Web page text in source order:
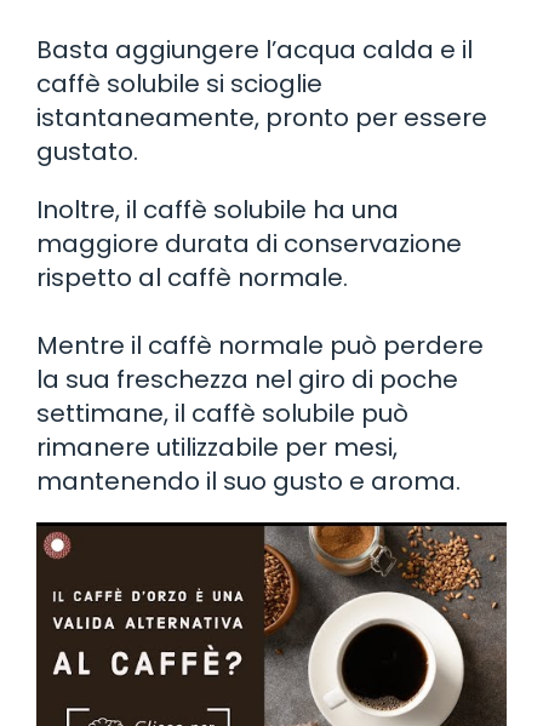
Basta aggiungere l’acqua calda e il
caffè solubile si scioglie
istantaneamente, pronto per essere
gustato.
Inoltre, il caffè solubile ha una
maggiore durata di conservazione
rispetto al caffè normale.
Mentre il caffè normale può perdere
la sua freschezza nel giro di poche
settimane, il caffè solubile può
rimanere utilizzabile per mesi,
mantenendo il suo gusto e aroma.